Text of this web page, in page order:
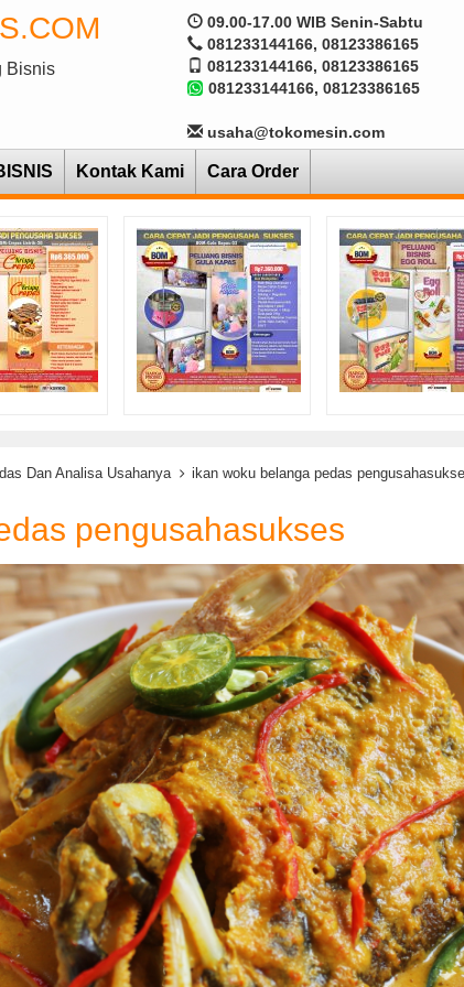
Bisnis
09.00-17.00 WIB Senin-Sabtu
081233144166, 08123386165
081233144166, 08123386165
081233144166, 08123386165
usaha@tokomesin.com
Kontak Kami Cara Order
Dan Analisa Usahanya ikan woku belanga pedas
pengusahasukses